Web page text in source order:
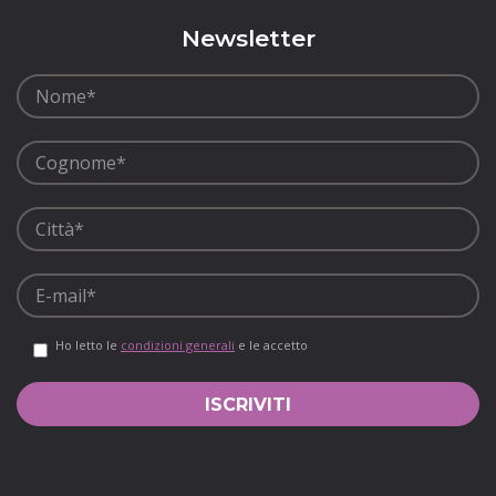
Newsletter
Ho letto le condizioni generali e le accetto